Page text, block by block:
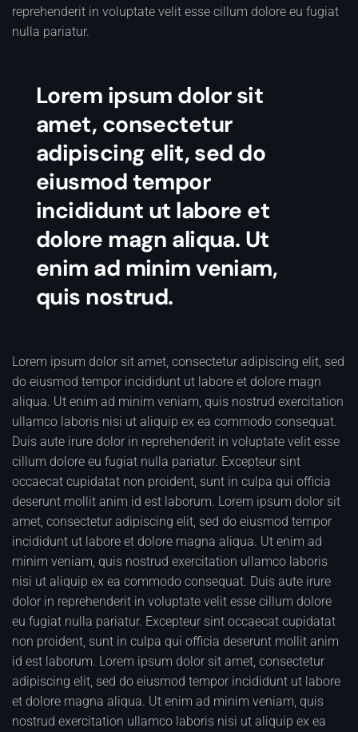
reprehenderit in voluptate velit esse cillum dolore eu fugiat
nulla pariatur.
Lorem ipsum dolor sit
amet, consectetur
adipiscing elit, sed do
eiusmod tempor
incididunt ut labore et
dolore magn aliqua. Ut
enim ad minim veniam,
quis nostrud.
Lorem ipsum dolor sit amet, consectetur adipiscing elit, sed
do eiusmod tempor incididunt ut labore et dolore magn
aliqua. Ut enim ad minim veniam, quis nostrud exercitation
ullamco laboris nisi ut aliquip ex ea commodo consequat.
Duis aute irure dolor in reprehenderit in voluptate velit esse
cillum dolore eu fugiat nulla pariatur. Excepteur sint
occaecat cupidatat non proident, sunt in culpa qui officia
deserunt mollit anim id est laborum. Lorem ipsum dolor sit
amet, consectetur adipiscing elit, sed do eiusmod tempor
incididunt ut labore et dolore magna aliqua. Ut enim ad
minim veniam, quis nostrud exercitation ullamco laboris
nisi ut aliquip ex ea commodo consequat. Duis aute irure
dolor in reprehenderit in voluptate velit esse cillum dolore
eu fugiat nulla pariatur. Excepteur sint occaecat cupidatat
non proident, sunt in culpa qui officia deserunt mollit anim
id est laborum. Lorem ipsum dolor sit amet, consectetur
adipiscing elit, sed do eiusmod tempor incididunt ut labore
et dolore magna aliqua. Ut enim ad minim veniam, quis
nostrud exercitation ullamco laboris nisi ut aliquip ex ea